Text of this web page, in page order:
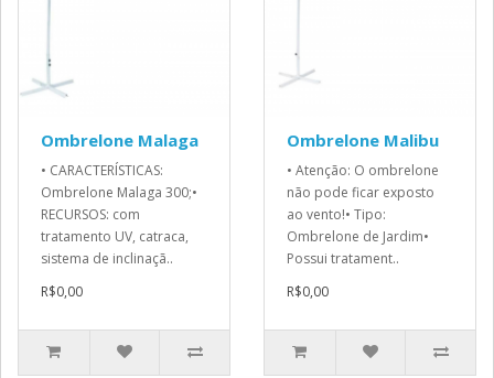
Ombrelone Malaga
• CARACTERÍSTICAS:
Ombrelone Malaga 300;•
RECURSOS: com
tratamento UV, catraca,
sistema de inclinaçã..
R$0,00
Ombrelone Malibu
• Atenção: O ombrelone
não pode ficar exposto
ao vento!• Tipo:
Ombrelone de Jardim•
Possui tratament..
R$0,00